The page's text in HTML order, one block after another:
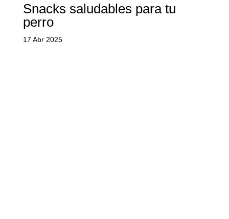
Snacks saludables para tu
perro
17 Abr 2025